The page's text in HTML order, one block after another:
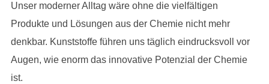
Unser moderner Alltag wäre ohne die vielfältigen
Produkte und Lösungen aus der Chemie nicht mehr
denkbar. Kunststoffe führen uns täglich eindrucksvoll vor
Augen, wie enorm das innovative Potenzial der Chemie
ist.